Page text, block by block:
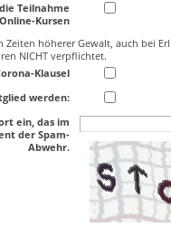
Teilnahme
Kursen
Zeiten höherer Gewalt, auch bei
NICHT verpflichtet.
Klausel
werden:
ein, das im
der Spam-
Abwehr.